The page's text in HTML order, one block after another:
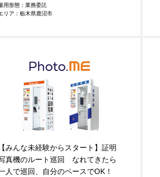
用形態：業務委託
リア：栃木県鹿沼市
【みんな未経験からスタート】証明
真機のルート巡回 なれてきたら
人で巡回、自分のペースでOK！